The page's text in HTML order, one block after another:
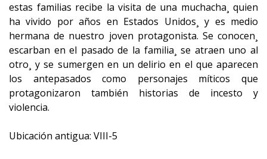
estas familias recibe la visita de una muchacha¸ quien
ha vivido por años en Estados Unidos¸ y es medio
hermana de nuestro joven protagonista. Se conocen¸
escarban en el pasado de la familia¸ se atraen uno al
otro¸ y se sumergen en un delirio en el que aparecen
los antepasados como personajes míticos que
protagonizaron también historias de incesto y
violencia.
Ubicación antigua: VIII-5